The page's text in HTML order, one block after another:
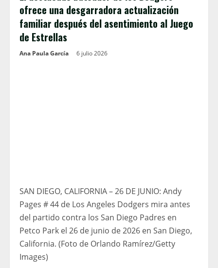
ofrece una desgarradora actualización
familiar después del asentimiento al Juego
de Estrellas
Ana Paula García 6 julio 2026
SAN DIEGO, CALIFORNIA – 26 DE JUNIO: Andy
Pages # 44 de Los Angeles Dodgers mira antes
del partido contra los San Diego Padres en
Petco Park el 26 de junio de 2026 en San Diego,
California. (Foto de Orlando Ramírez/Getty
Images)